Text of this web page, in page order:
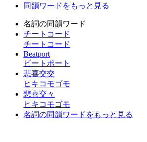
同韻ワードをもっと見る
名詞の同韻ワード
チートコード
チートコード
Beatport
ビートポート
悲喜交交
ヒキコモゴモ
悲喜交々
ヒキコモゴモ
名詞の同韻ワードをもっと見る